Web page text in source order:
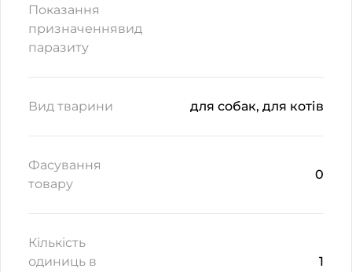
Показання
призначеннявид
паразиту
Вид тварини для собак, для котів
Фасування
товару
0
Кількість
одиниць в
1